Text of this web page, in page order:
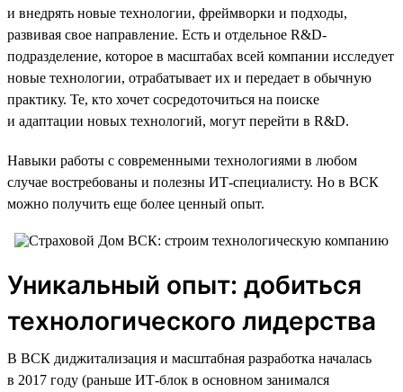
и внедрять новые технологии, фреймворки и подходы,
развивая свое направление. Есть и отдельное R&D-
подразделение, которое в масштабах всей компании исследует
новые технологии, отрабатывает их и передает в обычную
практику. Те, кто хочет сосредоточиться на поиске
и адаптации новых технологий, могут перейти в R&D.
Навыки работы с современными технологиями в любом
случае востребованы и полезны ИТ-специалисту. Но в ВСК
можно получить еще более ценный опыт.
Уникальный опыт: добиться
технологического лидерства
В ВСК диджитализация и масштабная разработка началась
в 2017 году (раньше ИТ-блок в основном занимался